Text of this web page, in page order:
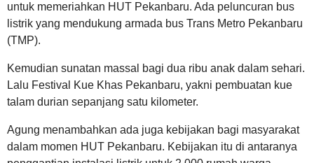
untuk memeriahkan HUT Pekanbaru. Ada peluncuran bus
listrik yang mendukung armada bus Trans Metro Pekanbaru
(TMP).
Kemudian sunatan massal bagi dua ribu anak dalam sehari.
Lalu Festival Kue Khas Pekanbaru, yakni pembuatan kue
talam durian sepanjang satu kilometer.
Agung menambahkan ada juga kebijakan bagi masyarakat
dalam momen HUT Pekanbaru. Kebijakan itu di antaranya